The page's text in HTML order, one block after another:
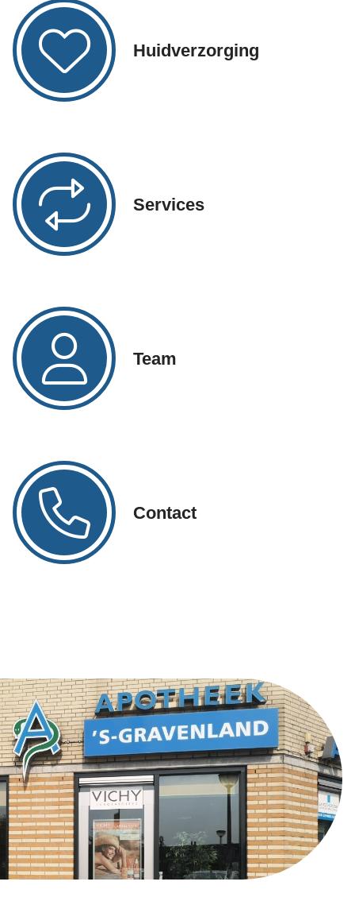
Huidverzorging
Services
Team
Contact